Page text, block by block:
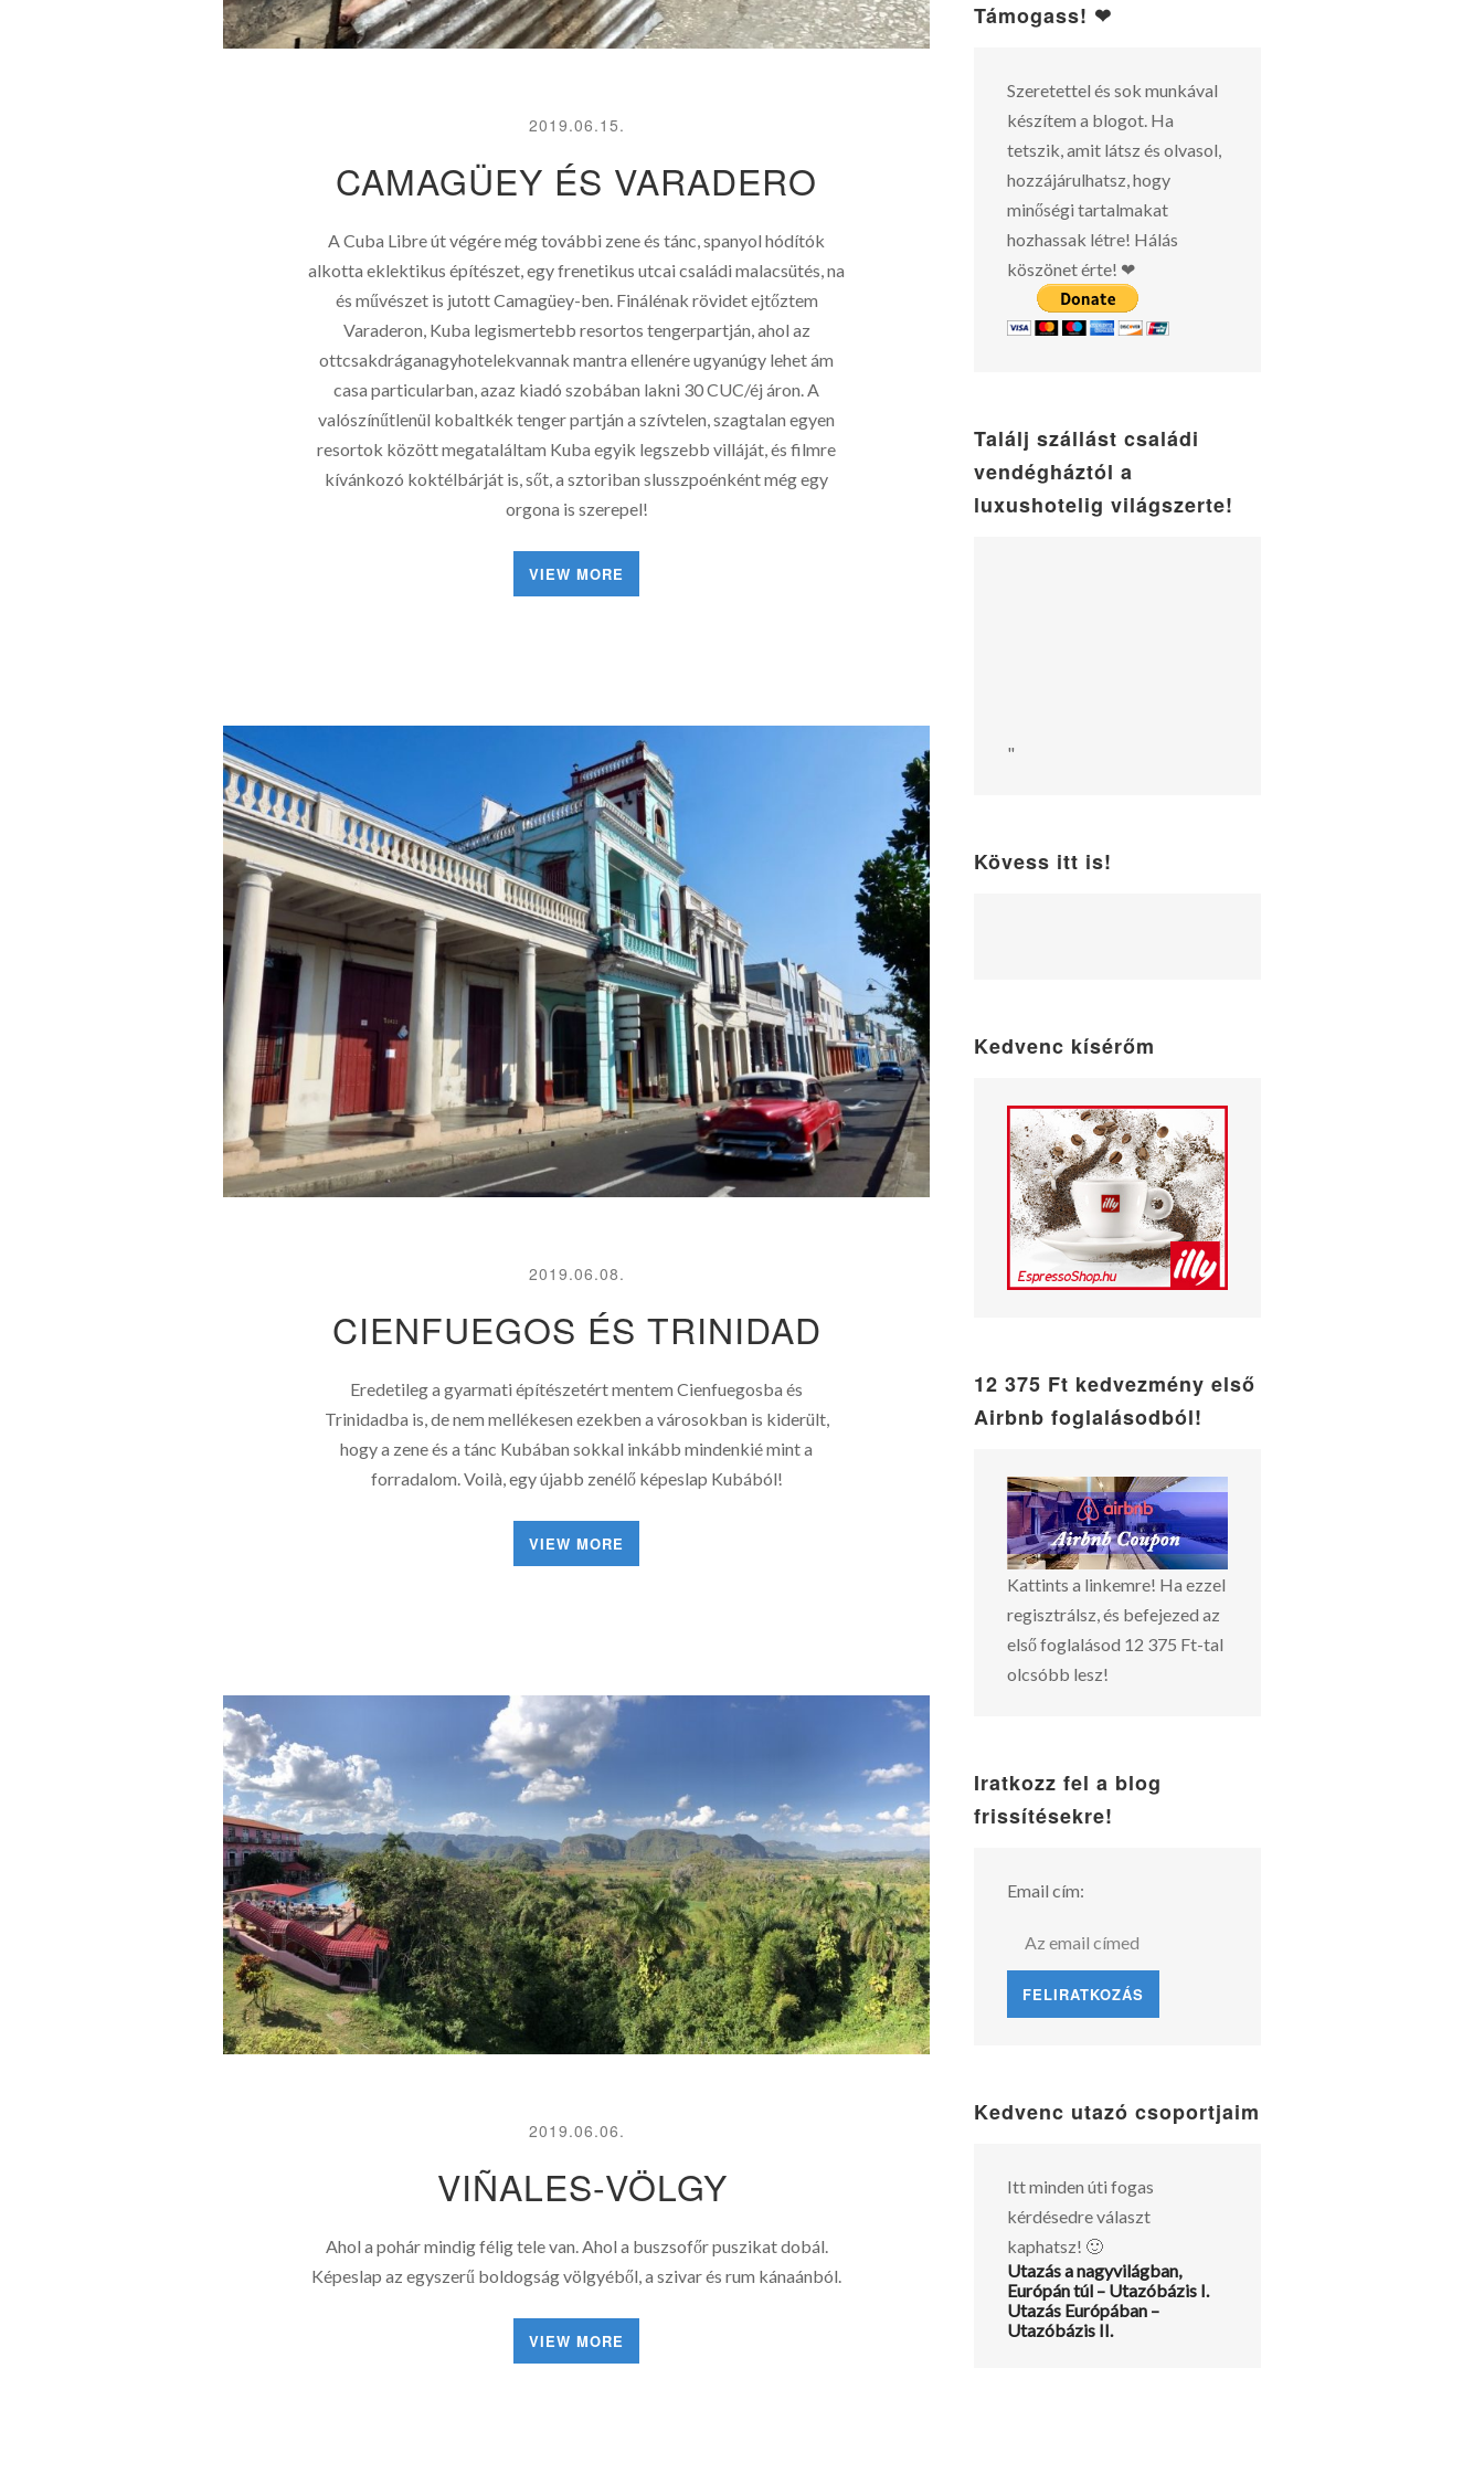
2019.06.15.
CAMAGÜEY ÉS VARADERO
A Cuba Libre út végére még további zene és tánc, spanyol hódítók
alkotta eklektikus építészet, egy frenetikus utcai családi malacsütés, na
és művészet is jutott Camagüey-ben. Finálénak rövidet ejtőztem
Varaderon, Kuba legismertebb resortos tengerpartján, ahol az
ottcsakdráganagyhotelekvannak mantra ellenére ugyanúgy lehet ám
casa particularban, azaz kiadó szobában lakni 30 CUC/éj áron. A
valószínűtlenül kobaltkék tenger partján a szívtelen, szagtalan egyen
resortok között megataláltam Kuba egyik legszebb villáját, és filmre
kívánkozó koktélbárját is, sőt, a sztoriban slusszpoénként még egy
orgona is szerepel!
VIEW MORE
2019.06.08.
CIENFUEGOS ÉS TRINIDAD
Eredetileg a gyarmati építészetért mentem Cienfuegosba és
Trinidadba is, de nem mellékesen ezekben a városokban is kiderült,
hogy a zene és a tánc Kubában sokkal inkább mindenkié mint a
forradalom. Voilà, egy újabb zenélő képeslap Kubából!
VIEW MORE
2019.06.06.
VIÑALES-VÖLGY
Ahol a pohár mindig félig tele van. Ahol a buszsofőr puszikat dobál.
Képeslap az egyszerű boldogság völgyéből, a szivar és rum kánaánból.
VIEW MORE
Támogass! ❤
Szeretettel és sok munkával
készítem a blogot. Ha
tetszik, amit látsz és olvasol,
hozzájárulhatsz, hogy
minőségi tartalmakat
hozhassak létre! Hálás
köszönet érte! ❤
Találj szállást családi
vendégháztól a
luxushotelig világszerte!
"
Kövess itt is!
Kedvenc kísérőm
12 375 Ft kedvezmény első
Airbnb foglalásodból!
Kattints a linkemre! Ha ezzel
regisztrálsz, és befejezed az
első foglalásod 12 375 Ft-tal
olcsóbb lesz!
Iratkozz fel a blog
frissítésekre!
Email cím:
Kedvenc utazó csoportjaim
Itt minden úti fogas
kérdésedre választ
kaphatsz! 🙂
Utazás a nagyvilágban,
Európán túl – Utazóbázis I.
Utazás Európában –
Utazóbázis II.